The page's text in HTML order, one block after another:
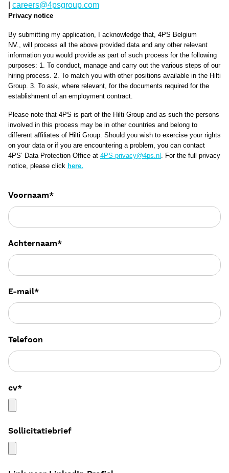
careers@4psgroup.com
Privacy notice
By submitting my application, I acknowledge that, 4PS Belgium
NV., will process all the above provided data and any other relevant
information you would provide as part of such process for the following
purposes: 1. To conduct, manage and carry out the various steps of our
hiring process. 2. To match you with other positions available in the Hilti
Group. 3. To ask, where relevant, for the documents required for the
establishment of an employment contract.
Please note that 4PS is part of the Hilti Group and as such the persons
involved in this process may be in other countries and belong to
different affiliates of Hilti Group. Should you wish to exercise your rights
on your data or if you are encountering a problem, you can contact
4PS’ Data Protection Office at 4PS-privacy@4ps.nl . For the full privacy
notice, please click here.
Voornaam*
Achternaam*
E-mail*
Telefoon
cv*
Sollicitatiebrief